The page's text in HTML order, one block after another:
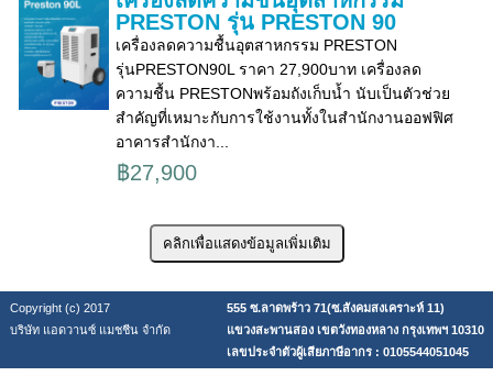
PRESTON รุ่น PRESTON 90
เครื่องลดความชื้นอุตสาหกรรม PRESTON
รุ่นPRESTON90L ราคา 27,900บาท เครื่องลด
ความชื้น PRESTONพร้อมถังเก็บน้ำ นับเป็นตัวช่วย
สำคัญที่เหมาะกับการใช้งานทั้งในสำนักงานออฟฟิศ
อาคารสำนักงา...
฿27,900
Copyright (c) 2017
555 ซ.ลาดพร้าว 71(ซ.สังคมสงเคราะห์ 11)
บริษัท แอดวานซ์ แมชชีน จำกัด
แขวงสะพานสอง เขตวังทองหลาง กรุงเทพฯ 10310
เลขประจำตัวผู้เสียภาษีอากร : 0105544051045